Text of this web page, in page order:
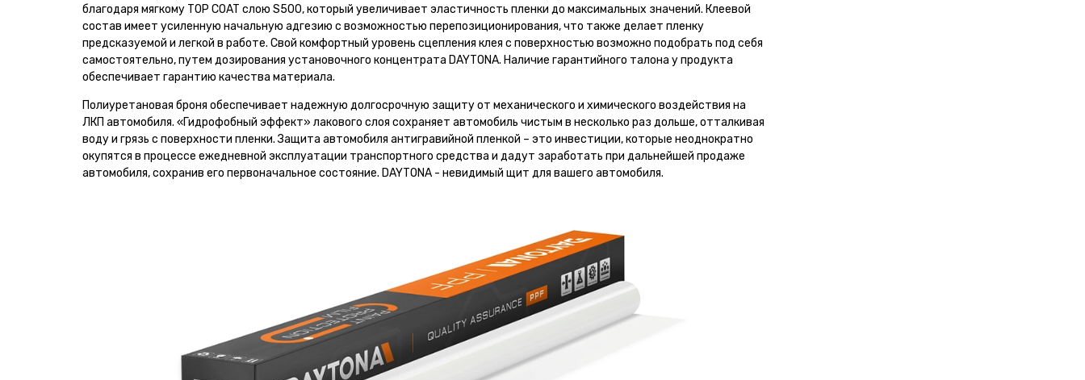
благодаря мягкому TOP COAT слою S500, который увеличивает эластичность пленки до максимальных значений. Клеевой
состав имеет усиленную начальную адгезию с возможностью перепозиционирования, что также делает пленку
предсказуемой и легкой в работе. Свой комфортный уровень сцепления клея с поверхностью возможно подобрать под себя
самостоятельно, путем дозирования установочного концентрата DAYTONA. Наличие гарантийного талона у продукта
обеспечивает гарантию качества материала.
Полиуретановая броня обеспечивает надежную долгосрочную защиту от механического и химического воздействия на
ЛКП автомобиля. «Гидрофобный эффект» лакового слоя сохраняет автомобиль чистым в несколько раз дольше, отталкивая
воду и грязь с поверхности пленки. Защита автомобиля антигравийной пленкой – это инвестиции, которые неоднократно
окупятся в процессе ежедневной эксплуатации транспортного средства и дадут заработать при дальнейшей продаже
автомобиля, сохранив его первоначальное состояние. DAYTONA - невидимый щит для вашего автомобиля.